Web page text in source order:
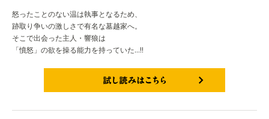
怒ったことのない温は執事となるため、
跡取り争いの激しさで有名な墓越家へ。
そこで出会った主人・響狼は
「憤怒」の欲を操る能力を持っていた…‼